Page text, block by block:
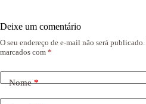
Deixe um comentário
O seu endereço de e-mail não será publicado.
marcados com *
Nome*